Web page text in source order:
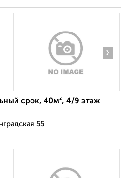
›
срок, 40м², 4/9 этаж
55